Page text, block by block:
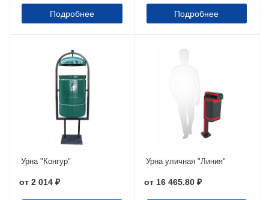
Подробнее Подробнее
Урна "Конгур"
от 2 014 ₽
Урна уличная "Линия"
от 16 465.80 ₽